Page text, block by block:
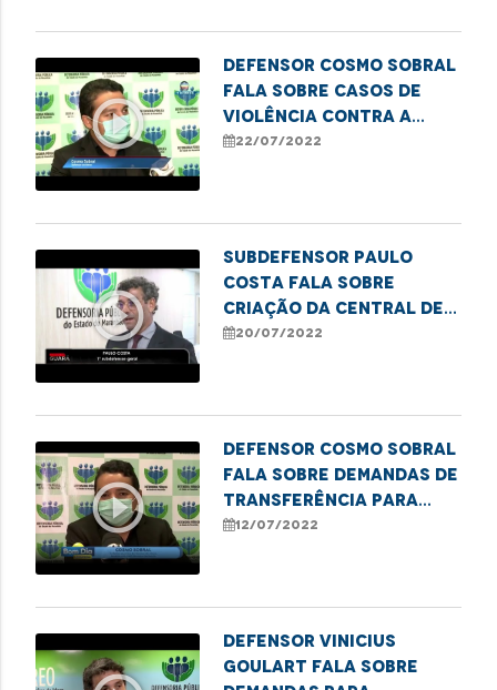
play_circle_outline
Defensor Cosmo Sobral
fala sobre casos de
violência contra a
pessoa idosa
22/07/2022
play_circle_outline
Subdefensor Paulo
Costa fala sobre
criação da Central de
Regulação de Vagas
20/07/2022
play_circle_outline
Defensor Cosmo Sobral
fala sobre demandas de
transferência para
leitos de UTI
12/07/2022
Defensor Vinicius
Goulart fala sobre